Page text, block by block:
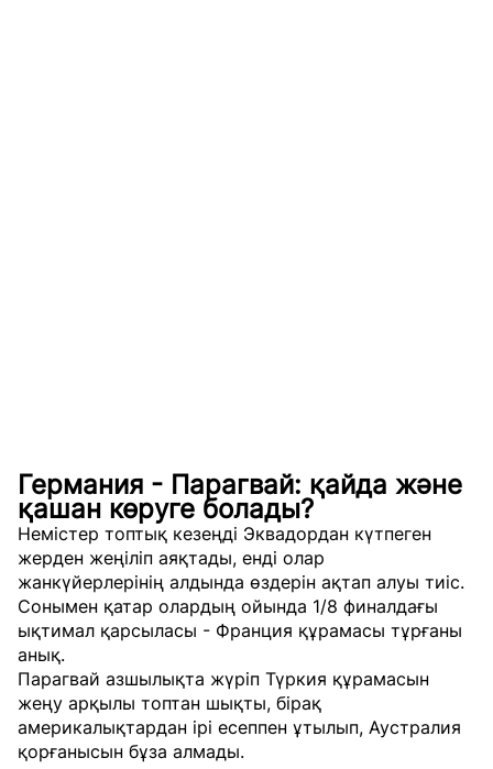
Германия - Парагвай: қайда және
қашан көруге болады?
Немістер топтық кезеңді Эквадордан күтпеген
жерден жеңіліп аяқтады, енді олар
жанкүйерлерінің алдында өздерін ақтап алуы тиіс.
Сонымен қатар олардың ойында 1/8 финалдағы
ықтимал қарсыласы - Франция құрамасы тұрғаны
анық.
Парагвай азшылықта жүріп Түркия құрамасын
жеңу арқылы топтан шықты, бірақ
америкалықтардан ірі есеппен ұтылып, Аустралия
қорғанысын бұза алмады.